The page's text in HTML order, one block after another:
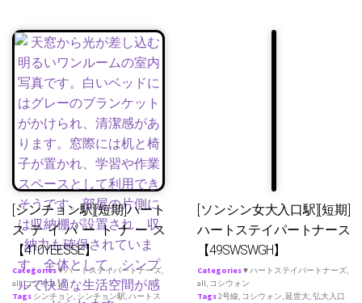
[シンチョン駅][短期]ハート
ステイパートナース
【410YEESSE】
Categories♥ ハートステイパートナーズ,
all,コシウォン
Tags シンチョン, シンチョン駅,ハートス
[ソンシン女大入口駅][短期]
ハートステイパートナース
【49SWSWGH】
Categories♥ ハートステイパートナーズ,
all, コシウォン
Tags2号線, コシウォン,延世大,弘大入口